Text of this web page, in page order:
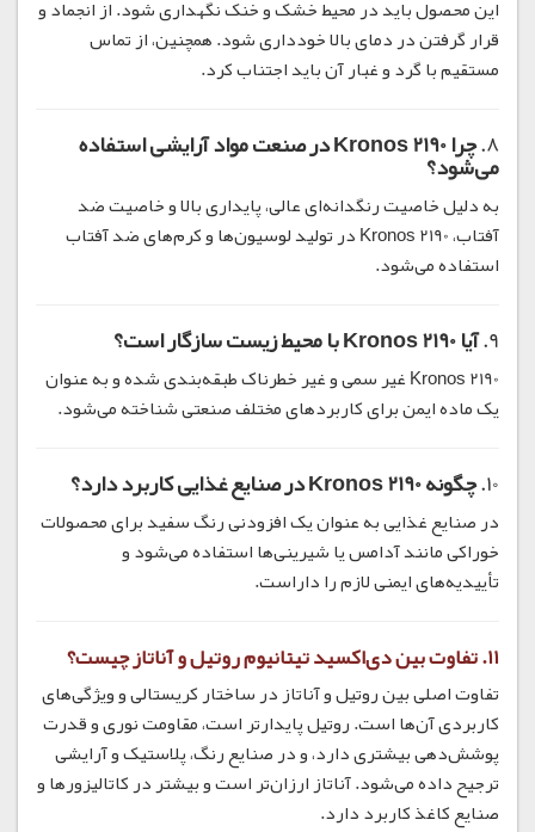
این محصول باید در محیط خشک و خنک نگهداری شود. از انجماد و
قرار گرفتن در دمای بالا خودداری شود. همچنین، از تماس
مستقیم با گرد و غبار آن باید اجتناب کرد.
8. چرا Kronos 2190 در صنعت مواد آرایشی استفاده
می‌شود؟
به دلیل خاصیت رنگدانه‌ای عالی، پایداری بالا و خاصیت ضد
آفتاب، Kronos 2190 در تولید لوسیون‌ها و کرم‌های ضد آفتاب
استفاده می‌شود.
9. آیا Kronos 2190 با محیط زیست سازگار است؟
Kronos 2190 غیر سمی و غیر خطرناک طبقه‌بندی شده و به عنوان
یک ماده ایمن برای کاربردهای مختلف صنعتی شناخته می‌شود.
10. چگونه Kronos 2190 در صنایع غذایی کاربرد دارد؟
در صنایع غذایی به عنوان یک افزودنی رنگ سفید برای محصولات
خوراکی مانند آدامس یا شیرینی‌ها استفاده می‌شود و
تأییدیه‌های ایمنی لازم را داراست.
11. تفاوت بین دی‌اکسید تیتانیوم روتیل و آناتاز چیست؟
تفاوت اصلی بین روتیل و آناتاز در ساختار کریستالی و ویژگی‌های
کاربردی آن‌ها است. روتیل پایدارتر است، مقاومت نوری و قدرت
پوشش‌دهی بیشتری دارد، و در صنایع رنگ، پلاستیک و آرایشی
ترجیح داده می‌شود. آناتاز ارزان‌تر است و بیشتر در کاتالیزورها و
صنایع کاغذ کاربرد دارد.